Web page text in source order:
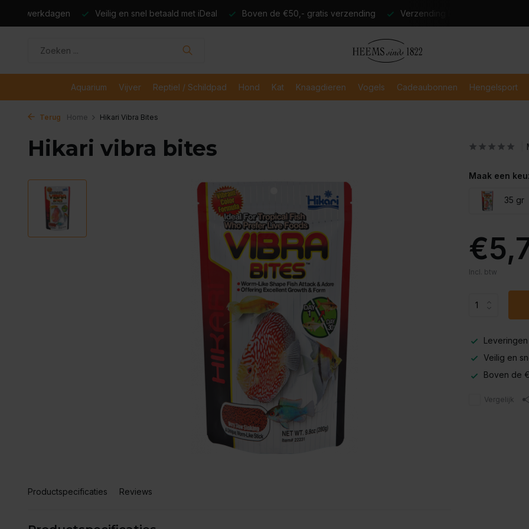
Veilig en snel betaald met iDeal Boven de €50,- gratis verzending Verzending binnen 2-3 werkdagen
Aquarium Vijver Reptiel / Schildpad Hond Kat Knaagdieren Vogels Cadeaubonnen Hengelsport
Terug Home Hikari Vibra Bites
Hikari vibra bites
Productspecificaties Reviews
Maak een
35 gr
Incl. btw
Veilig en
Boven de
Vergelijk